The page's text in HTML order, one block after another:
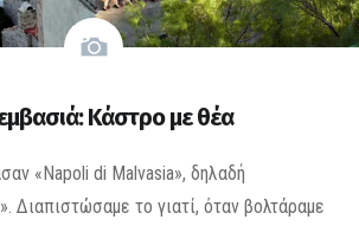
Κάστρο με θέα
«Napoli di Malvasia», δηλαδή
Διαπιστώσαμε το γιατί, όταν βολτάραμε